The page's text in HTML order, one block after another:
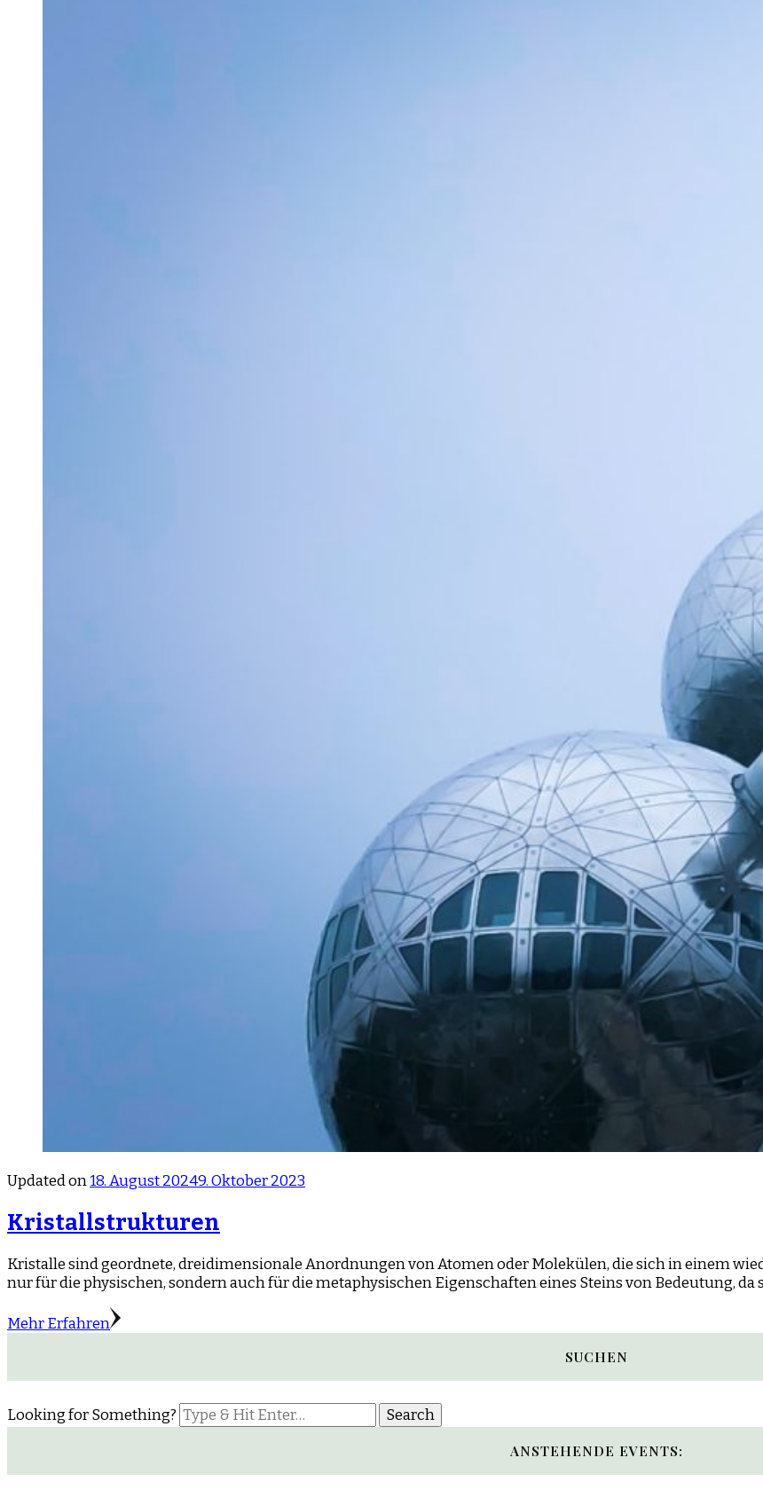
Updated on18. August 20249. Oktober 2023
Kristallstrukturen
Kristalle sind geordnete, dreidimensionale Anordnungen von Atomen oder Molekülen, die sich in einem
nur für die physischen, sondern auch für die metaphysischen Eigenschaften eines Steins von Bedeutung, da
Mehr Erfahren
SUCHEN
Looking for Something?
ANSTEHENDE EVENTS: